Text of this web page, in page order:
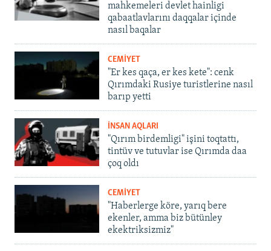
mahkemeleri devlet hainligi
qabaatlavlarını daqqalar içinde
nasıl baqalar
CEMİYET
"Er kes qaça, er kes kete": cenk
Qırımdaki Rusiye turistlerine nasıl
barıp yetti
İNSAN AQLARI
"Qırım birdemligi" işini toqtattı,
tintüv ve tutuvlar ise Qırımda daa
çoq oldı
CEMİYET
"Haberlerge köre, yarıq bere
ekenler, amma biz bütünley
ekektriksizmiz"